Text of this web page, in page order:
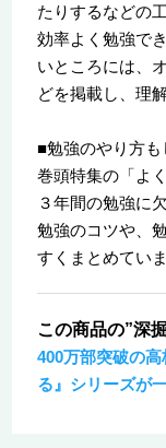
たりするなどの
効率よく勉強で
いところには、
どを掲載し、理
■勉強のやり方も
巻頭特集の「よ
３年間の勉強に
勉強のコツや、
すくまとめていま
この商品の”深
400万部突破の
る』シリーズが